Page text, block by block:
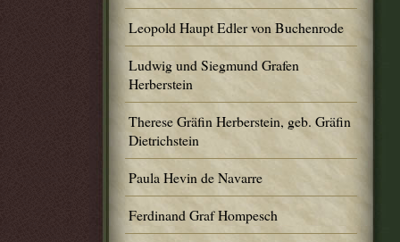
Leopold Haupt Edler von Buchenrode
Ludwig und Siegmund Grafen
Herberstein
Therese Gräfin Herberstein, geb. Gräfin
Dietrichstein
Paula Hevin de Navarre
Ferdinand Graf Hompesch